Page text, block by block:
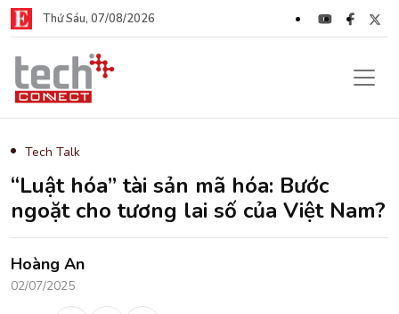
Thứ Sáu, 07/08/2026
Tech Talk
“Luật hóa” tài sản mã hóa: Bước
ngoặt cho tương lai số của Việt Nam?
Hoàng An
02/07/2025